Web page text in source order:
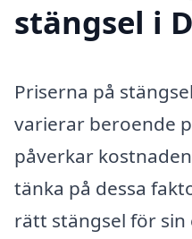
stängsel i
Priserna på
varierar beroende
påverkar
tänka på dessa
rätt stängsel för